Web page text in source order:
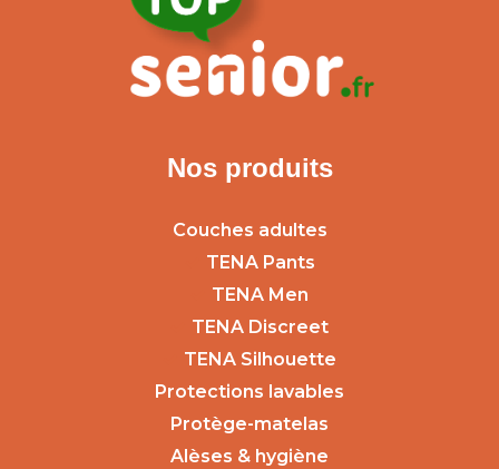
Nos produits
Couches adultes
TENA Pants
TENA Men
TENA Discreet
TENA Silhouette
Protections lavables
Protège-matelas
Alèses & hygiène